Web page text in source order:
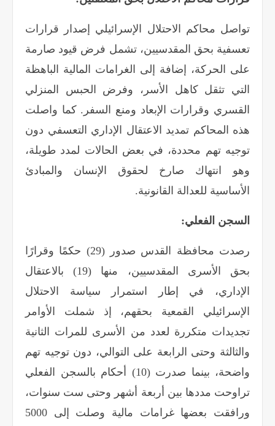
تواصل محاكم الاحتلال الإسرائيلي إصدار قرارات
تعسفية بحق المقدسيين، تشمل فرض قيود صارمة
على الحركة، إضافة إلى الغرامات المالية الباهظة
التي تثقل كاهل الأسر، وفرض الحبس المنزلي
القسري وقرارات الإبعاد ومنع السفر. كما واصلت
هذه المحاكم تمديد الاعتقال الإداري التعسفي دون
توجيه تهم محددة، في بعض الحالات لمدد طويلة،
وهو انتهاك صارخ لحقوق الإنسان والمبادئ
الأساسية للعدالة القانونية.
السجن الفعلي:
رصدت محافظة القدس صدور (29) حكمًا وقرارًا
بحق الأسرى المقدسيين، منها (19) بالاعتقال
الإداري، في إطار استمرار سياسة الاحتلال
الإسرائيلي القمعية بحقهم، إذ شملت الأوامر
تجديدات متكررة لعدد من الأسرى للمرات الثانية
والثالثة وحتى الرابعة على التوالي، دون توجيه تهم
واضحة، بينما صدرت (10) أحكام بالسجن الفعلي
تراوحت مددها بين أربعة أشهر وحتى ست سنوات،
ورافقت بعضها غرامات مالية وصلت إلى 5000